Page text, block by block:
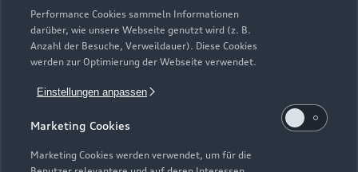
Performance Cookies sammeln Informationen
darüber, wie unsere Webseite genutzt wird (z. B.
Anzahl der Besuche, Verweildauer). Diese Cookies
werden zur Optimierung der Webseite verwendet.
Einstellungen anpassen
Marketing Cookies
Marketing Cookies werden verwendet, um für die
Elektromodelle
Plug-in-Hybride
Neuwagensuche
Gebrauchtwagensuche
Service & Zubehör
Saisonale Angebote
Audi Services
Garantie
Audi digital services
Support
Über Audi
Unternehmen